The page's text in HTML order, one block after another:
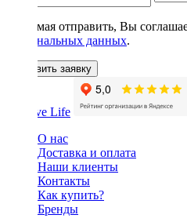
Нажимая отправить, Вы
персональных данных.
Оставить заявку
О нас
Доставка и оплата
Наши клиенты
Контакты
Как купить?
Бренды